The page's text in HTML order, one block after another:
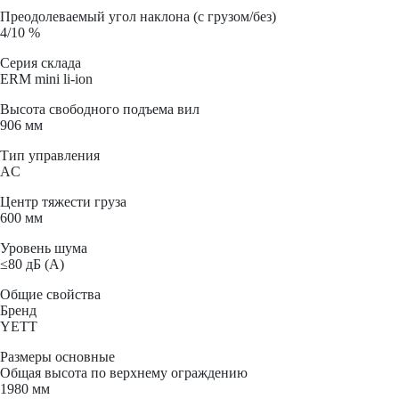
Преодолеваемый угол наклона (с грузом/без)
4/10 %
Серия склада
ERM mini li-ion
Высота свободного подъема вил
906 мм
Тип управления
AC
Центр тяжести груза
600 мм
Уровень шума
≤80 дБ (А)
Общие свойства
Бренд
YETT
Размеры основные
Общая высота по верхнему ограждению
1980 мм